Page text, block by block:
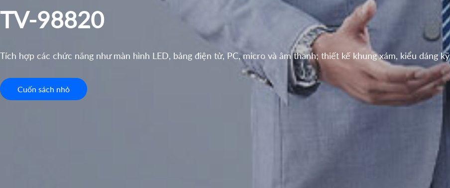
TV-98820
Tích hợp các chức năng như màn hình LED, bảng điện tử, PC, micro và âm thanh; thiết kế khung xám, kiểu dáng
Cuốn sách nhỏ